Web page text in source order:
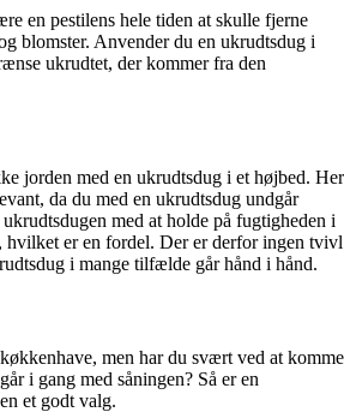
en pestilens hele tiden at skulle fjerne
blomster. Anvender du en ukrudtsdug i
ukrudtet, der kommer fra den
jorden med en ukrudtsdug i et højbed. Her
da du med en ukrudtsdug undgår
med at holde på fugtigheden i
hvilket er en fordel. Der er derfor ingen tvivl
i mange tilfælde går hånd i hånd.
men har du svært ved at komme
i gang med såningen? Så er en
et godt valg.